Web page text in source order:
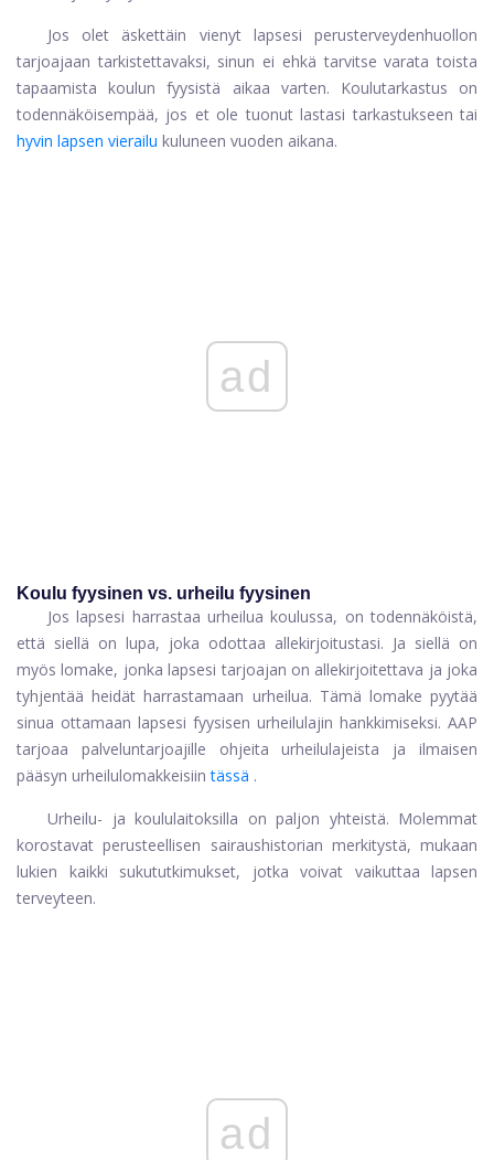
Jos olet äskettäin vienyt lapsesi perusterveydenhuollon
tarjoajaan tarkistettavaksi, sinun ei ehkä tarvitse varata toista
tapaamista koulun fyysistä aikaa varten. Koulutarkastus on
todennäköisempää, jos et ole tuonut lastasi tarkastukseen tai
hyvin lapsen vierailu kuluneen vuoden aikana.
ad
Koulu fyysinen vs. urheilu fyysinen
Jos lapsesi harrastaa urheilua koulussa, on todennäköistä,
että siellä on lupa, joka odottaa allekirjoitustasi. Ja siellä on
myös lomake, jonka lapsesi tarjoajan on allekirjoitettava ja joka
tyhjentää heidät harrastamaan urheilua. Tämä lomake pyytää
sinua ottamaan lapsesi fyysisen urheilulajin hankkimiseksi. AAP
tarjoaa palveluntarjoajille ohjeita urheilulajeista ja ilmaisen
pääsyn urheilulomakkeisiin tässä .
Urheilu- ja koululaitoksilla on paljon yhteistä. Molemmat
korostavat perusteellisen sairaushistorian merkitystä, mukaan
lukien kaikki sukututkimukset, jotka voivat vaikuttaa lapsen
terveyteen.
ad